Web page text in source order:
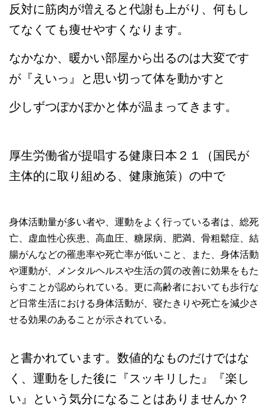
反対に筋肉が増えると代謝も上がり、何もし
てなくても痩せやすくなります。
なかなか、暖かい部屋から出るのは大変です
が『えいっ』と思い切って体を動かすと
少しずつぽかぽかと体が温まってきます。
厚生労働省が提唱する健康日本２１（国民が
主体的に取り組める、健康施策） の中で
身体活動量が多い者や、運動をよく行っている者は、総死
亡、虚血性心疾患、高血圧、糖尿病、肥満、骨粗鬆症、結
腸がんなどの罹患率や死亡率が低いこと、また、身体活動
や運動が、メンタルヘルスや生活の質の改善に効果をもた
らすことが認められている。更に高齢者においても歩行な
ど日常生活における身体活動が、寝たきりや死亡を減少さ
せる効果のあることが示されている。
と書かれています。数値的なものだけではな
く、運動をした後に『スッキリした』『楽し
い』という気分になることはありませんか？